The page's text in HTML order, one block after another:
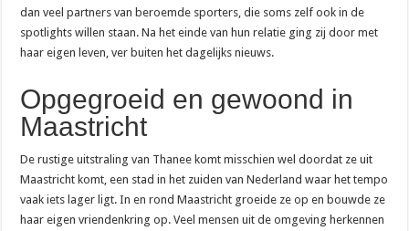
088 722 66 00: de alarmlijn van Rabobank bij fraude
Hoe schrijf je een 06-nummer: de juiste notatie uitgelegd
Oude telefoon inleveren: waarom dat goed is voor je portemonnee en het milieu
Goedkoper bellen en toch een nieuwe MacBook in huis halen
0900 OV9292: het telefoonnummer voor al je reisinfo
dan veel partners van beroemde sporters, die soms zelf ook in de
spotlights willen staan. Na het einde van hun relatie ging zij door met
haar eigen leven, ver buiten het dagelijks nieuws.
Opgegroeid en gewoond in
Maastricht
De rustige uitstraling van Thanee komt misschien wel doordat ze uit
Maastricht komt, een stad in het zuiden van Nederland waar het tempo
vaak iets lager ligt. In en rond Maastricht groeide ze op en bouwde ze
haar eigen vriendenkring op. Veel mensen uit de omgeving herkennen